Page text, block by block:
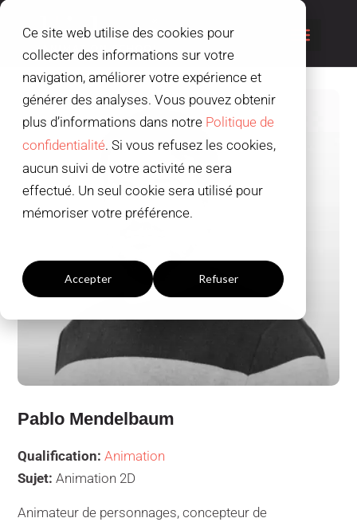
Ce site web utilise des cookies pour
collecter des informations sur votre
navigation, améliorer votre expérience et
générer des analyses. Vous pouvez obtenir
plus d’informations dans notre Politique de
confidentialité. Si vous refusez les cookies,
aucun suivi de votre activité ne sera
effectué. Un seul cookie sera utilisé pour
mémoriser votre préférence.
Accepter Refuser
Pablo Mendelbaum
Qualification: Animation
Sujet: Animation 2D
Animateur de personnages, concepteur de